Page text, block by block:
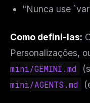
"Nunca use
Como defini-las:
Personalizações,
mini/GEMINI.md
mini/AGENTS.md